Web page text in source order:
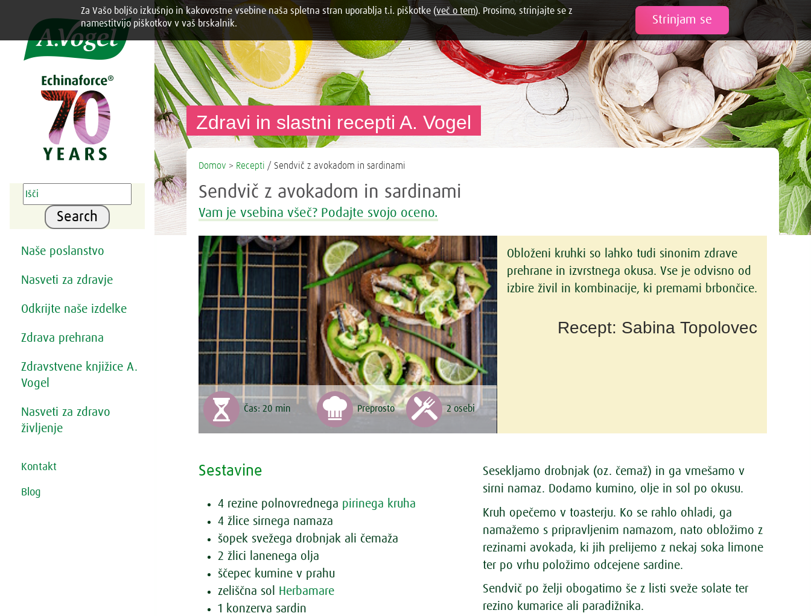

Search
Naše poslanstvo
Nasveti za zdravje
Odkrijte naše izdelke
Zdrava prehrana
Zdravstvene knjižice A.
Vogel
Nasveti za zdravo
življenje
Kontakt
Blog
Zdravi in slastni recepti A. Vogel
Domov > Recepti / Sendvič z avokadom in sardinami
Sendvič z avokadom in sardinami
Vam je vsebina všeč? Podajte svojo oceno.
Čas:20 min Preprosto 2 osebi
Obloženi kruhki so lahko tudi sinonim zdrave
prehrane in izvrstnega okusa. Vse je odvisno od
izbire živil in kombinacije, ki premami brbončice.
Recept: Sabina Topolovec
Sestavine
4 rezine polnovrednega pirinega kruha
4 žlice sirnega namaza
šopek svežega drobnjak ali čemaža
2 žlici lanenega olja
ščepec kumine v prahu
zeliščna sol
Herbamare
1 konzerva sardin
Sesekljamo drobnjak (oz. čemaž) in ga vmešamo v
sirni namaz. Dodamo kumino, olje in sol po okusu.
Kruh opečemo v toasterju. Ko se rahlo ohladi, ga
namažemo s pripravljenim namazom, nato obložimo z
rezinami avokada, ki jih prelijemo z nekaj soka limone
ter po vrhu položimo odcejene sardine.
Sendvič po želji obogatimo še z listi sveže solate ter
rezino kumarice ali paradižnika.
Strinjam se
Za Vašo boljšo izkušnjo in kakovostne vsebine naša spletna stran uporablja t.i. piškotke (več o tem). Prosimo, strinjajte se z
namestitvijo piškotkov v vaš brskalnik.
Share this selection Tweet